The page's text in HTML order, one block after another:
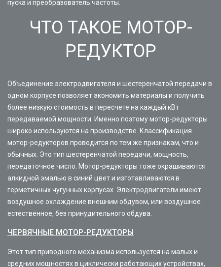
пуска и преобразователь частоты.
ЧТО ТАКОЕ МОТОР-
РЕДУКТОР
Объединение электродвигателя и шестеренчатой передачи в
одном корпусе позволяет экономить материалы и получить
более низкую стоимость в пересчете на каждый кВт
передаваемой мощности. Именно поэтому мотор-редукторы
широко используются на производстве. Классификация
мотор-редукторов проводится по тем же признакам, что и
обычных. Это тип шестеренчатой передачи, мощность,
передаточное число. Мотор-редукторы тоже окрашиваются
алкидной эмалью в синий цвет и изготавливаются в
герметичных чугунных корпусах. Электродвигатели имеют
воздушное охлаждение внешним обдувом, или воздушное
естественное, без принудительного обдува.
ЧЕРВЯЧНЫЕ МОТОР-РЕДУКТОРЫ
Этот тип приводного механизма используется на малых и
средних мощностях в циклически работающих устройствах,